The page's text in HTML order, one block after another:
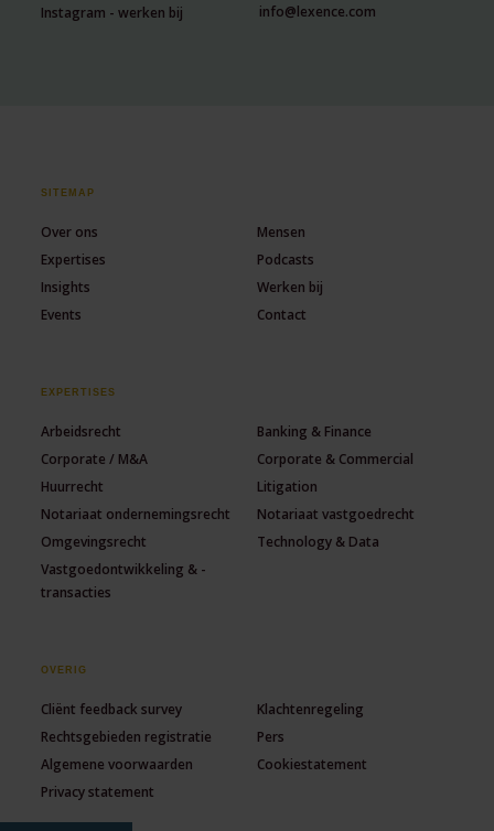
Instagram - werken bij
info@lexence.com
SITEMAP
Over ons
Mensen
Expertises
Podcasts
Insights
Werken bij
Events
Contact
EXPERTISES
Arbeidsrecht
Banking & Finance
Corporate / M&A
Corporate & Commercial
Huurrecht
Litigation
Notariaat ondernemingsrecht
Notariaat vastgoedrecht
Omgevingsrecht
Technology & Data
Vastgoedontwikkeling & -
transacties
OVERIG
Cliënt feedback survey
Klachtenregeling
Rechtsgebieden registratie
Pers
Algemene voorwaarden
Cookiestatement
Privacy statement